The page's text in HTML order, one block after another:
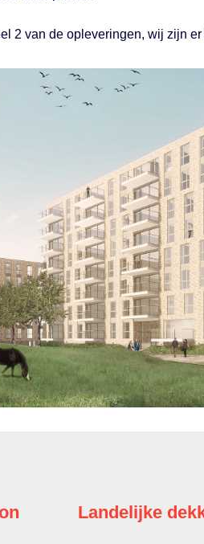
2 van de opleveringen, wij zijn er
Landelijke